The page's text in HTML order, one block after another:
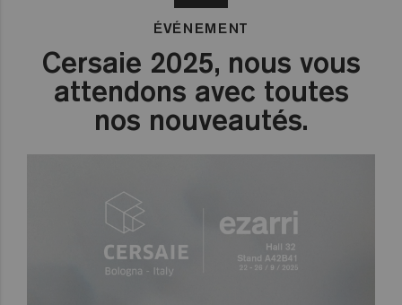
ÉVÉNEMENT
Cersaie 2025, nous vous
attendons avec toutes
nos nouveautés.